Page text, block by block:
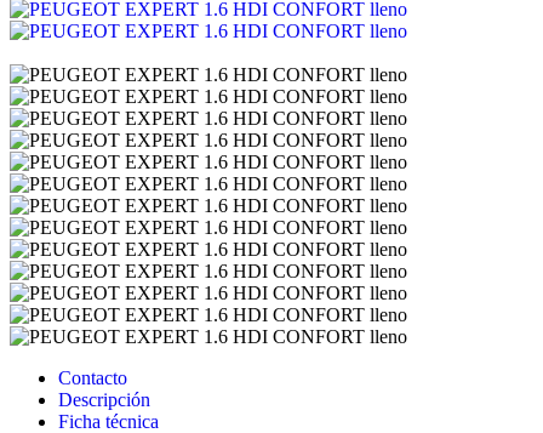
Contacto
Descripción
Ficha técnica